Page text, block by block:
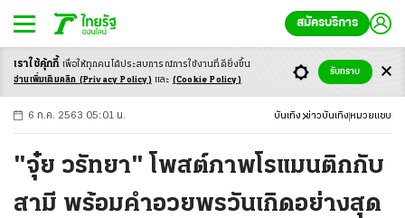
สมัครบริการ
-ก ก ก+
6 ก.ค. 2563 05:01 น. บันเทิง ข่าวบันเทิง หมวยแซบ
"จุ๋ย วรัทยา" โพสต์ภาพโรแมนติกกับ
สามี พร้อมคำอวยพรวันเกิดอย่างสุด
เราใช้คุ้กกี้ เพื่อให้ทุกคนได้ประสบการณ์การใช้งานที่ดียิ่งขึ้น
อ่านเพิ่มเติมคลิก (Privacy Policy) และ (Cookie Policy)
รับทราบ